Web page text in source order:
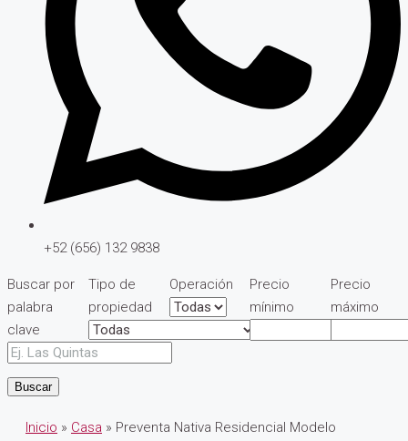
+52 (656) 132 9838
Buscar por
palabra
clave
Tipo de
propiedad
Operación
Precio
mínimo
Precio
máximo
Buscar
Inicio » Casa » Preventa Nativa Residencial Modelo